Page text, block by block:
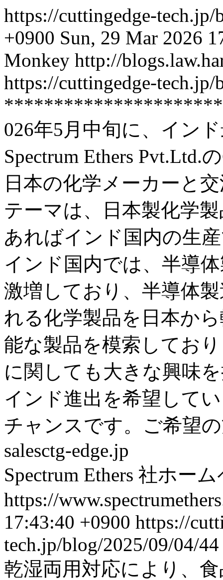
https://cuttingedge-
+0900 Sun, 29 Mar 2026
Monkey http://
https://cuttingedge-
026年5月中旬に、イン
Spectrum Ethers Pvt.Ltd.
日本の化学メーカーと
テーマは、日本製化学
あればインド国内の生
インド国内では、半導
激増しており、半導体
れる化学製品を日本か
能な製品を模索してお
に関しても大きな興味
インド進出を希望して
チャンスです。ご希望
salesctg-edge.jp
Spectrum Ethers 社ホー
https://
17:43:40 +0900 https://
tech.jp/blog/2025/09/04/44
乾湿両用対応により、